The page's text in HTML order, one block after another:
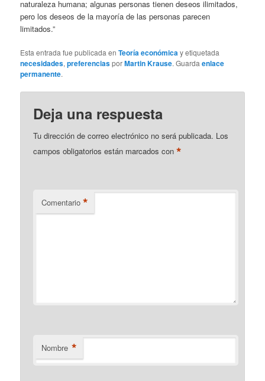
naturaleza humana; algunas personas tienen deseos ilimitados,
pero los deseos de la mayoría de las personas parecen
limitados.”
Esta entrada fue publicada enTeoría económicay etiquetada
necesidades,preferenciasporMartin Krause. Guardaenlace
permanente.
Deja una respuesta
Tu dirección de correo electrónico no será publicada. Los
campos obligatorios están marcados con*
Comentario *
Nombre *